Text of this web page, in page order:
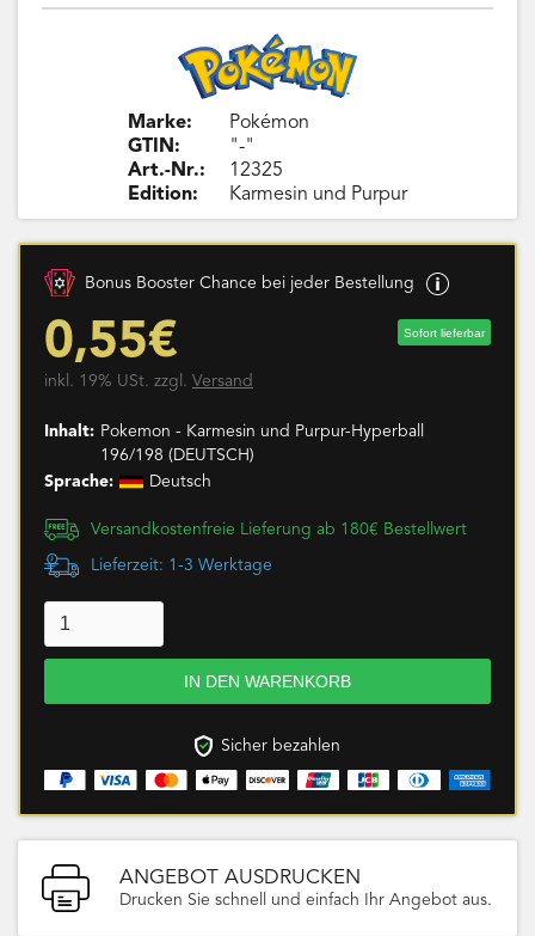
Marke:
GTIN:
Art.-Nr.:
Edition:
Pokémon
"-"
12325
Karmesin und Purpur
Bonus Booster Chance bei jeder Bestellung
0,55€ Sofort lieferbar
inkl. 19% USt. zzgl. Versand
Inhalt: Pokemon - Karmesin und Purpur-Hyperball
196/198 (DEUTSCH)
Sprache:
Deutsch
Versandkostenfreie Lieferung ab 180€ Bestellwert
Lieferzeit: 1-3 Werktage
Sicher bezahlen
ANGEBOT AUSDRUCKEN
Drucken Sie schnell und einfach Ihr Angebot aus.